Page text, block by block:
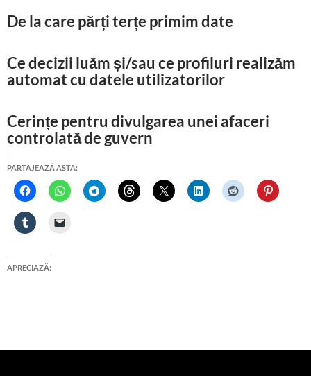
De la care părți terțe primim date
Ce decizii luăm și/sau ce profiluri realizăm
automat cu datele utilizatorilor
Cerințe pentru divulgarea unei afaceri
controlată de guvern
PARTAJEAZĂ ASTA:
APRECIAZĂ: